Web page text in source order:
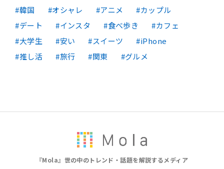
韓国
オシャレ アニメ
カップル
デート
インスタ 食べ歩き
カフェ
大学生
安い スイーツ
iPhone
推し活
旅行 関東 グルメ
『Mola』世の中のトレンド・話題を解説するメディア